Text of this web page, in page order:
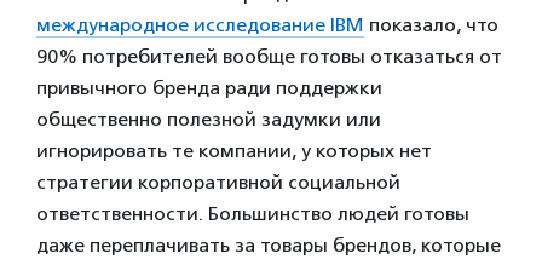
международное исследование IBM показало, что
90% потребителей вообще готовы отказаться от
привычного бренда ради поддержки
общественно полезной задумки или
игнорировать те компании, у которых нет
стратегии корпоративной социальной
ответственности. Большинство людей готовы
даже переплачивать за товары брендов, которые